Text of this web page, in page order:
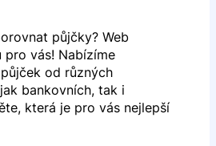
půjčky? Web
pro vás! Nabízíme
od různých
bankovních, tak i
která je pro vás nejlepší